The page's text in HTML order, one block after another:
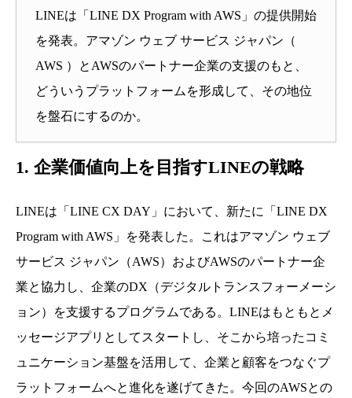
LINEは「LINE DX Program with AWS」の提供開始
を発表。アマゾン ウェブ サービス ジャパン（
AWS ）とAWSのパートナー企業の支援のもと、
どういうプラットフォームを形成して、その地位
を盤石にするのか。
1. 企業価値向上を目指すLINEの戦略
LINEは「LINE CX DAY」において、新たに「LINE DX
Program with AWS」を発表した。これはアマゾン ウェブ
サービス ジャパン（AWS）およびAWSのパートナー企
業と協力し、企業のDX（デジタルトランスフォーメーシ
ョン）を支援するプログラムである。LINEはもともとメ
ッセージアプリとしてスタートし、そこから培ったコミ
ュニケーション基盤を活用して、企業と顧客をつなぐプ
ラットフォームへと進化を遂げてきた。今回のAWSとの